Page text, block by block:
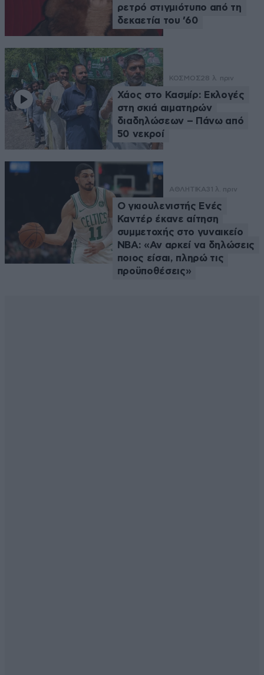
ρετρό στιγμιότυπο από τη
δεκαετία του ’60
ΚΟΣΜΟΣ28 λ. πριν
Χάος στο Κασμίρ: Εκλογές
στη σκιά αιματηρών
διαδηλώσεων – Πάνω από
50 νεκροί
ΑΘΛΗΤΙΚΑ31 λ. πριν
Ο γκιουλενιστής Ενές
Καντέρ έκανε αίτηση
συμμετοχής στο γυναικείο
ΝΒΑ: «Αν αρκεί να δηλώσεις
ποιος είσαι, πληρώ τις
προϋποθέσεις»